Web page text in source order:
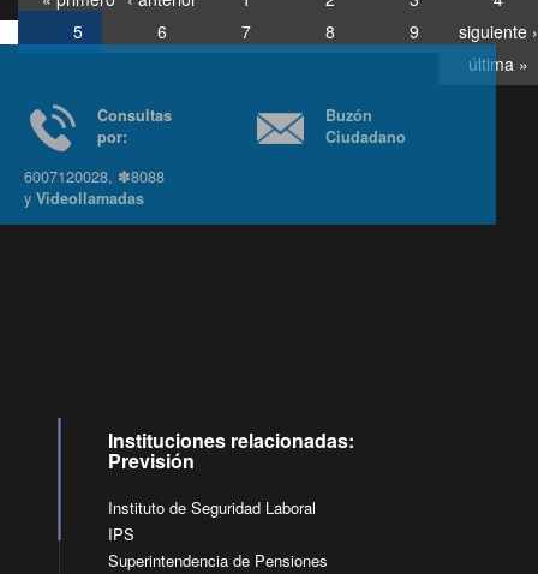
5
6 7 8 9
siguiente ›
última »
Consultas
6007120028, ✽8088
yVideollamadas
Buzón
Ciudadano
Instituciones relacionadas:
Previsión
Instituto de Seguridad Laboral
IPS
Superintendencia de Pensiones